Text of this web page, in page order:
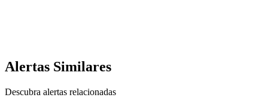
Alertas Similares
Descubra alertas relacionadas